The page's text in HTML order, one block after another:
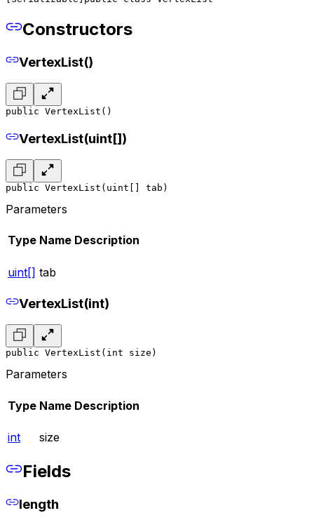
Constructors
VertexList()
public VertexList()
VertexList(uint[])
public VertexList(uint[] tab)
Parameters
Type Name Description
uint[] tab
VertexList(int)
public VertexList(int size)
Parameters
Type Name Description
int size
Fields
length